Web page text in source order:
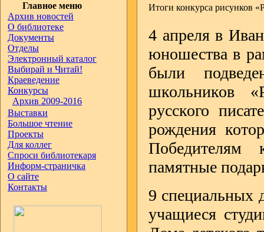
Главное меню
Архив новостей
О библиотеке
Документы
Отделы
Электронный каталог
Выбирай и Читай!
Краеведение
Конкурсы
Архив 2009-2016
Выставки
Большое чтение
Проекты
Для коллег
Спроси библиотекаря
Информ-страничка
О сайте
Контакты
Итоги конкурса рисунков
4 апреля в
юношества в
были
школьников
русского
рождения
памятные
9 специальных
учащиеся